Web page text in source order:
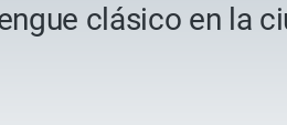
clásico en la